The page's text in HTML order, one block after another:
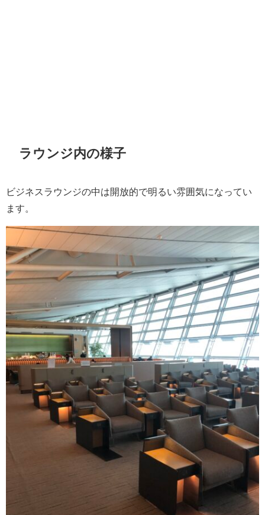
ラウンジ内の様子
ビジネスラウンジの中は開放的で明るい雰囲気になってい
ます。